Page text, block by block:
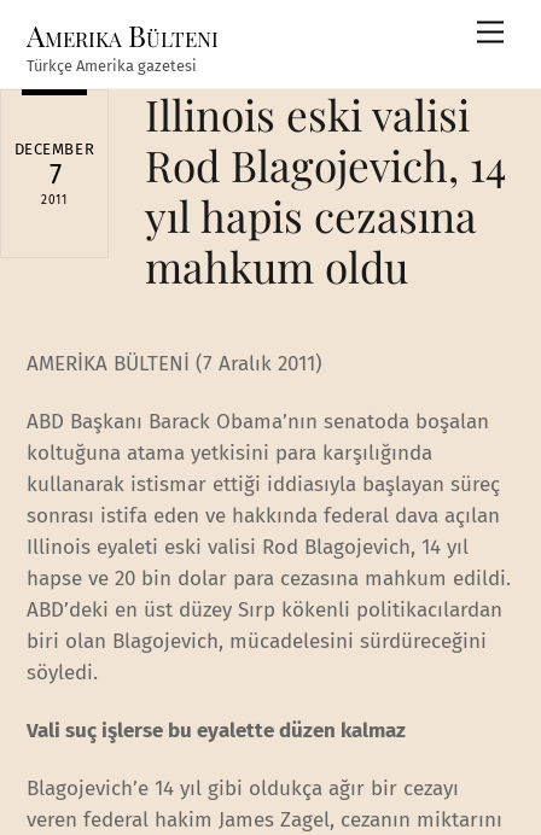
content
Amerika Bülteni
Türkçe Amerika gazetesi
DECEMBER
7
2011
Illinois eski valisi
Rod Blagojevich, 14
yıl hapis cezasına
mahkum oldu
AMERİKA BÜLTENİ (7 Aralık 2011)
ABD Başkanı Barack Obama’nın senatoda boşalan
koltuğuna atama yetkisini para karşılığında
kullanarak istismar ettiği iddiasıyla başlayan süreç
sonrası istifa eden ve hakkında federal dava açılan
Illinois eyaleti eski valisi Rod Blagojevich, 14 yıl
hapse ve 20 bin dolar para cezasına mahkum edildi.
ABD’deki en üst düzey Sırp kökenli politikacılardan
biri olan Blagojevich, mücadelesini sürdüreceğini
söyledi.
Vali suç işlerse bu eyalette düzen kalmaz
Blagojevich’e 14 yıl gibi oldukça ağır bir cezayı
veren federal hakim James Zagel, cezanın miktarını